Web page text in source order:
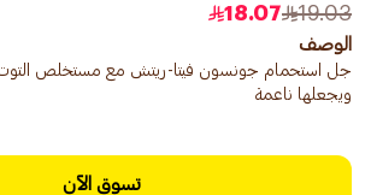
19.03
18.07
الوصف
جل استحمام جونسون فيتا-ريتش مع مستخلص
ويجعلها ناعمة
تسوق الآن